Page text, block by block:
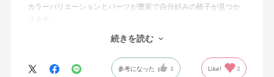
カラーバリエーションとパーツが豊富で自分好みの椅子が見つか
オフィスチェアにしては比較的コンパクトで家に置くのに最適で
した、座り心地も良く大変気に入っています。
今回どうしても欲しい色の組み合わせがあったので固定肘の物を
購入しましたが、欲を言えば稼働肘バージョンもバイカラーなど
続きを読む
参考になった 3 Like! 2